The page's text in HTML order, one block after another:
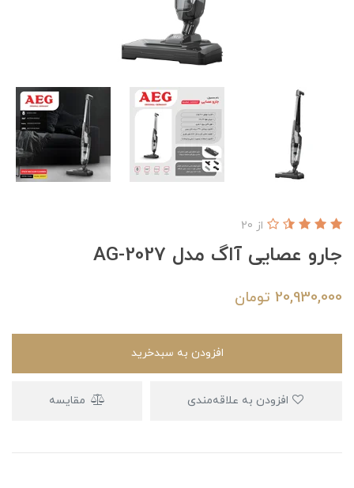
جارو عصایی آاگ مدل AG-2027
از 20
20,930,000 تومان
افزودن به سبدخرید
مقایسه